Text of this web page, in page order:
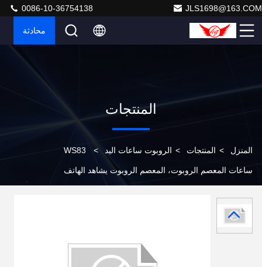
JLS1698@163.COM
0086-10-36754138
محادثة
المنتجات
المنزل > المنتجات > الروبوت ساعات اليد >
WS83
ساعات المعصم الروبوت، المعصم الروبوت يشاهد الهاتف